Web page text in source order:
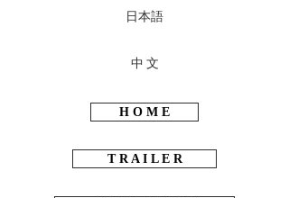
日本語
中 文
H O M E
T R A I L E R